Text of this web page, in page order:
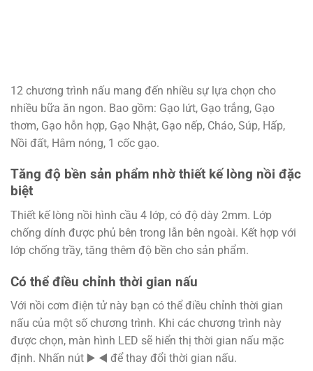
12 chương trình nấu mang đến nhiều sự lựa chọn cho
nhiều bữa ăn ngon. Bao gồm: Gạo lứt, Gạo trắng, Gạo
thơm, Gạo hỗn hợp, Gạo Nhật, Gạo nếp, Cháo, Súp, Hấp,
Nồi đất, Hâm nóng, 1 cốc gạo.
Tăng độ bền sản phẩm nhờ thiết kế lòng nồi đặc
biệt
Thiết kế lòng nồi hình cầu 4 lớp, có độ dày 2mm. Lớp
chống dính được phủ bên trong lẫn bên ngoài. Kết hợp với
lớp chống trầy, tăng thêm độ bền cho sản phẩm.
Có thể điều chỉnh thời gian nấu
Với nồi cơm điện tử này bạn có thể điều chỉnh thời gian
nấu của một số chương trình. Khi các chương trình này
được chọn, màn hình LED sẽ hiển thị thời gian nấu mặc
định. Nhấn nút ▶️ ◀️ để thay đổi thời gian nấu.